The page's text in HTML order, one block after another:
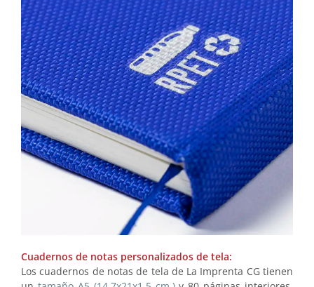
Cuadernos de notas personalizados de tela:
Los cuadernos de notas de tela de La Imprenta CG tienen